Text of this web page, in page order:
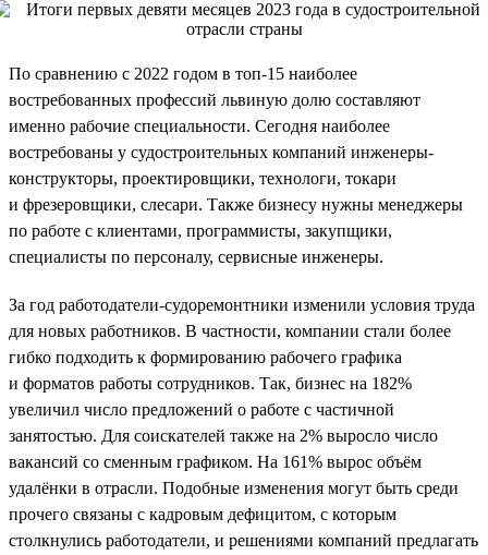
По сравнению с 2022 годом в топ-15 наиболее
востребованных профессий львиную долю составляют
именно рабочие специальности. Сегодня наиболее
востребованы у судостроительных компаний инженеры-
конструкторы, проектировщики, технологи, токари
и фрезеровщики, слесари. Также бизнесу нужны менеджеры
по работе с клиентами, программисты, закупщики,
специалисты по персоналу, сервисные инженеры.
За год работодатели-судоремонтники изменили условия труда
для новых работников. В частности, компании стали более
гибко подходить к формированию рабочего графика
и форматов работы сотрудников. Так, бизнес на 182%
увеличил число предложений о работе с частичной
занятостью. Для соискателей также на 2% выросло число
вакансий со сменным графиком. На 161% вырос объём
удалёнки в отрасли. Подобные изменения могут быть среди
прочего связаны с кадровым дефицитом, с которым
столкнулись работодатели, и решениями компаний предлагать